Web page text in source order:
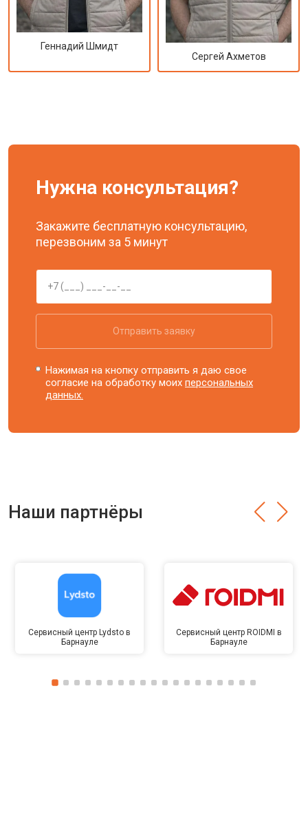
Геннадий Шмидт
Сергей Ахметов
Нужна консультация?
Закажите бесплатную консультацию,
перезвоним за 5 минут
Отправить заявку
Нажимая на кнопку отправить я даю свое
согласие на обработку моихперсональных
данных.
Наши партнёры
Сервисный центр Lydsto в
Барнауле
Сервисный центр ROIDMI в
Барнауле